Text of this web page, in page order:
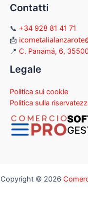
Contatti
📞 +34 928 81 41 71
📩
📍 C. Panamá, 6,
Legale
Politica sui cookie
Politica sulla
Copyright © 2026